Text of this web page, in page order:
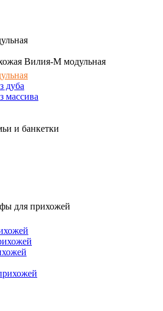
Вилия-М модульная
дуба
массива
и банкетки
для прихожей